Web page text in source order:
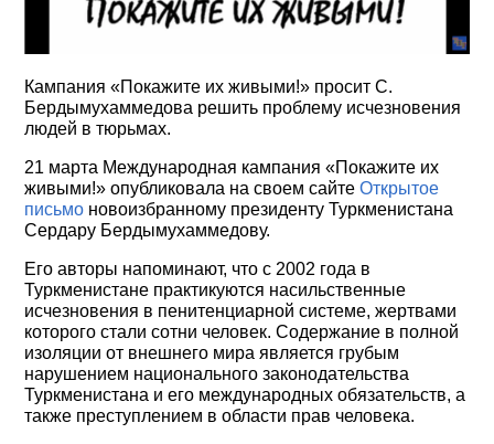
Кампания «Покажите их живыми!» просит С.
Бердымухаммедова решить проблему исчезновения
людей в тюрьмах.
21 марта Международная кампания «Покажите их
живыми!» опубликовала на своем сайтеОткрытое
письмо новоизбранному президенту Туркменистана
Сердару Бердымухаммедову.
Его авторы напоминают, что с 2002 года в
Туркменистане практикуются насильственные
исчезновения в пенитенциарной системе, жертвами
которого стали сотни человек. Содержание в полной
изоляции от внешнего мира является грубым
нарушением национального законодательства
Туркменистана и его международных обязательств, а
также преступлением в области прав человека.